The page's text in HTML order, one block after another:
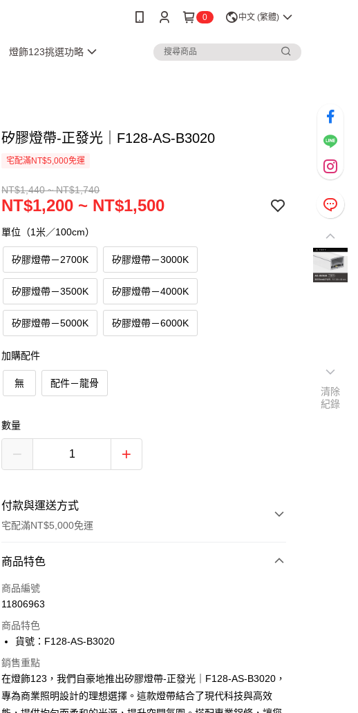
0 中文 (繁體)
燈飾123挑選功略
矽膠燈帶-正發光｜F128-AS-B3020
宅配滿NT$5,000免運
NT$1,440 ~ NT$1,740
NT$1,200 ~ NT$1,500
單位（1米／100cm）
矽膠燈帶－2700K 矽膠燈帶－3000K
矽膠燈帶－3500K 矽膠燈帶－4000K
矽膠燈帶－5000K 矽膠燈帶－6000K
加購配件
無 配件－龍骨
數量
付款與運送方式
宅配滿NT$5,000免運
付款方式
信用卡一次付款
Apple Pay
街口支付
商品特色
商品編號
11806963
商品特色
貨號：F128-AS-B3020
銷售重點
在燈飾123，我們自豪地推出矽膠燈帶-正發光｜F128-AS-B3020，
專為商業照明設計的理想選擇。這款燈帶結合了現代科技與高效
清除
紀錄